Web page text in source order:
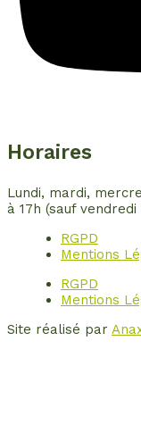
Horaires
Lundi, mardi,
à 17h (sauf vendredi
RGPD
Mentions
RGPD
Mentions
Site réalisé par